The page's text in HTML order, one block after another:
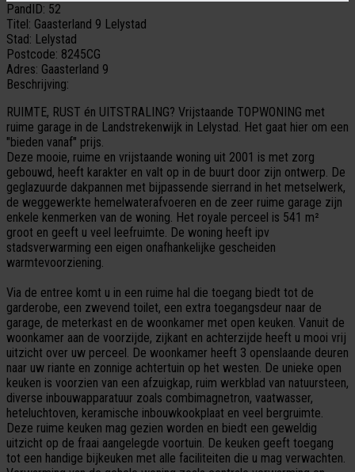
PandID: 52
Titel: Gaasterland 9 Lelystad
Stad: Lelystad
Postcode: 8245CG
Adres: Gaasterland 9
Beschrijving:
RUIMTE, RUST én UITSTRALING? Vrijstaande TOPWONING met
ruime garage in de Landstrekenwijk in Lelystad. Het gaat hier om een
"bieden vanaf" prijs.
Deze mooie, ruime en vrijstaande woning uit 2001 is met zorg
gebouwd, heeft karakter en valt op in de buurt door zijn ontwerp. De
geglazuurde dakpannen met bijpassende sierrand in het metselwerk,
de weggewerkte hemelwaterafvoeren en de zeer ruime garage zijn
enkele kenmerken van de woning. Het royale perceel is 541 m²
groot en geeft u veel leefruimte. De woning heeft ipv
stadsverwarming een eigen onafhankelijke gescheiden
warmtevoorziening.
Via de entree komt u in een ruime hal die toegang biedt tot de
garderobe, een zwevend toilet, een extra toegangsdeur naar de
garage, de meterkast en de woonkamer met open keuken. Vanuit de
woonkamer aan de voorzijde, zijkant en achterzijde heeft u mooi vrij
uitzicht over uw perceel. De woonkamer heeft 3 openslaande deuren
naar uw riante en zonnige achtertuin op het westen. De unieke open
keuken is voorzien van een afzuigkap, ruim werkblad van natuursteen,
diverse inbouwapparatuur zoals combimagnetron, vaatwasser,
heteluchtoven, keramische inbouwkookplaat en veel bergruimte.
Deze ruime keuken mag gezien worden en biedt een geweldig
uitzicht op de fraai aangelegde voortuin. De keuken geeft toegang
tot een handige bijkeuken met alle faciliteiten die u mag verwachten.